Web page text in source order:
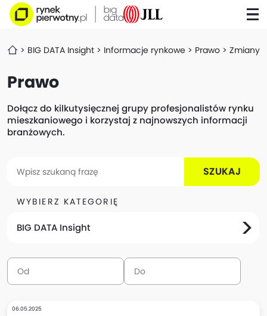
BIG DATA Insight Informacje rynkowe Prawo Zmiany
Prawo
Dołącz do kilkutysięcznej grupy profesjonalistów rynku
mieszkaniowego i korzystaj z najnowszych informacji
branżowych.
SZUKAJ
WYBIERZ KATEGORIĘ
BIG DATA Insight
06.05.2025